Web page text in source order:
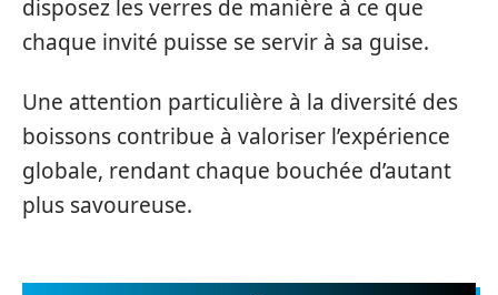
disposez les verres de manière à ce que
chaque invité puisse se servir à sa guise.
Une attention particulière à la diversité des
boissons contribue à valoriser l’expérience
globale, rendant chaque bouchée d’autant
plus savoureuse.